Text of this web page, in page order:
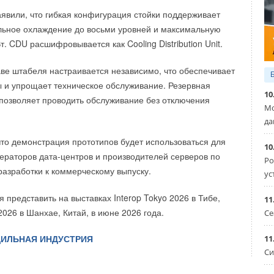
что гибкая конфигурация стойки поддерживает
охлаждение до восьми уровней и максимальную
CDU расшифровывается как Cooling Distribution Unit.
штабеля настраивается независимо, что обеспечивает
упрощает техническое обслуживание. Резервная
проводить обслуживание без отключения
демонстрация прототипов будет использоваться для
дата-центров и производителей серверов по
к коммерческому выпуску.
представить на выставках Interop Tokyo 2026 в Тибе,
в Шанхае, Китай, в июне 2026 года.
ИНДУСТРИЯ
для нанесения изоляции по ГОСТ 30732
ЛКП класса С4 (C3) по ISO 12944–2 (по доп.
фланцевые в наличии! Продаются свободно без
LD Energy 03×17Н14М3
Уведомления отключены
университета уже запущены образовательные
региональных органов власти и бизнеса.
углеродным балансом в долгосрочной
федеральный закон«Об ограничении выбросов
в России. Сахалинская область была выбрана
региона для создания системы торговли углеродными
учета выбросов и поглощения парниковых газов.
экономический форум проходит с 3 по 6 июня.
диалог — путь к стабильному будущему».
трансформации мировой экономики. Организатор